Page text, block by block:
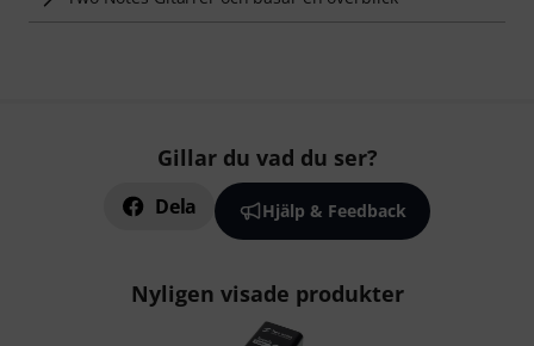
Gillar du vad du ser?
Dela Hjälp & Feedback
Nyligen visade produkter